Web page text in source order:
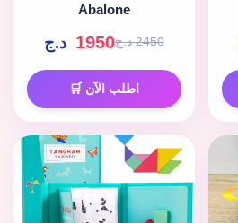
Abalone
2450 د.ج 1950 د.ج
اطلب الآن 🛒